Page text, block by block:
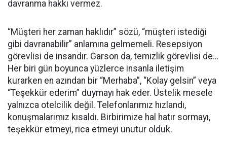
davranma hakkı vermez.
“Müşteri her zaman haklıdır” sözü, “müşteri istediği
gibi davranabilir” anlamına gelmemeli. Resepsiyon
görevlisi de insandır. Garson da, temizlik görevlisi de…
Her biri gün boyunca yüzlerce insanla iletişim
kurarken en azından bir “Merhaba”, “Kolay gelsin” veya
“Teşekkür ederim” duymayı hak eder. Üstelik mesele
yalnızca otelcilik değil. Telefonlarımız hızlandı,
konuşmalarımız kısaldı. Birbirimize hal hatır sormayı,
teşekkür etmeyi, rica etmeyi unutur olduk.